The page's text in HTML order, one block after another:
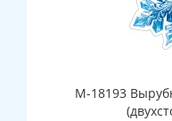
М-18193